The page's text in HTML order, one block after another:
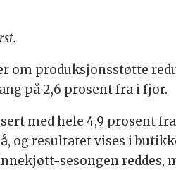
om produksjonsstøtte
på 2,6 prosent fra i fjor.
med hele 4,9 prosent
og resultatet vises i
sesongen reddes,